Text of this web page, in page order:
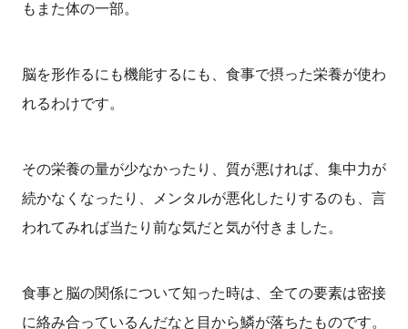
もまた体の一部。
脳を形作るにも機能するにも、食事で摂った栄養が使わ
れるわけです。
その栄養の量が少なかったり、質が悪ければ、集中力が
続かなくなったり、メンタルが悪化したりするのも、言
われてみれば当たり前な気だと気が付きました。
食事と脳の関係について知った時は、全ての要素は密接
に絡み合っているんだなと目から鱗が落ちたものです。